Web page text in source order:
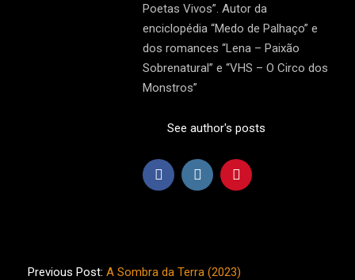
Poetas Vivos”. Autor da
enciclopédia “Medo de Palhaço” e
dos romances “Lena – Paixão
Sobrenatural” e “VHS – O Circo dos
Monstros”
See author's posts
06-
Previous Post: A Sombra da Terra (2023)